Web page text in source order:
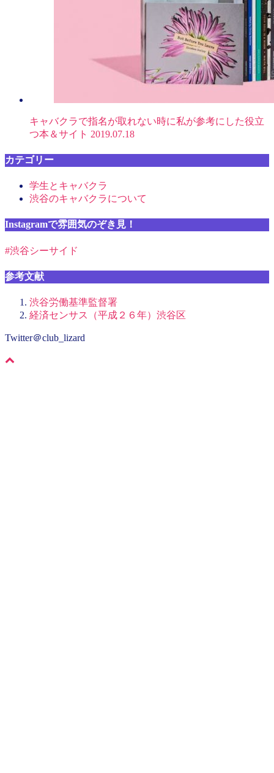
キャバクラで指名が取れない時に私が参考にした役立
つ本＆サイト 2019.07.18
カテゴリー
学生とキャバクラ
渋谷のキャバクラについて
Instagramで雰囲気のぞき見！
#渋谷シーサイド
参考文献
渋谷労働基準監督署
経済センサス（平成２６年）渋谷区
Twitter＠club_lizard